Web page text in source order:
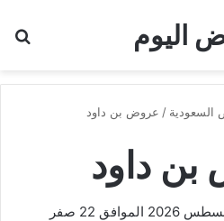
اليوم
السعودية / عروض بن داود
داود
عروض بن داود الأسبوعية 5 أغسطس 2026 الموافق 22 صفر